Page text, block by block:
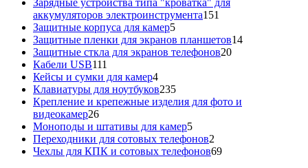
Зарядные устройства типа "кроватка" для
аккумуляторов электроинструмента151
Защитные корпуса для камер55
товаров
Защитные пленки для экранов планшетов1414
Защитные сткла для экранов телефонов2020
Кабели USB111
товаров
Кейсы и сумки для камер44
товара
Клавиатуры для ноутбуков235235
товаров
Крепление и крепежные изделия для фото и
видеокамер2626
товаров
Моноподы и штативы для камер55
товаров
Переходники для сотовых телефонов2
товара
Чехлы для КПК и сотовых телефонов6969